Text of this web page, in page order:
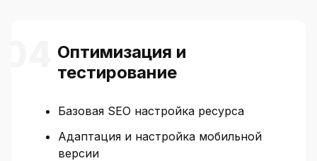
Оптимизация и
тестирование
Базовая SEO настройка ресурса
Адаптация и настройка мобильной
версии